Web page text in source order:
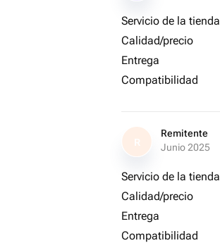
Servicio de la tienda
Calidad/precio
Entrega
Compatibilidad
R
Remitente
Junio 2025
Servicio de la tienda
Calidad/precio
Entrega
Compatibilidad